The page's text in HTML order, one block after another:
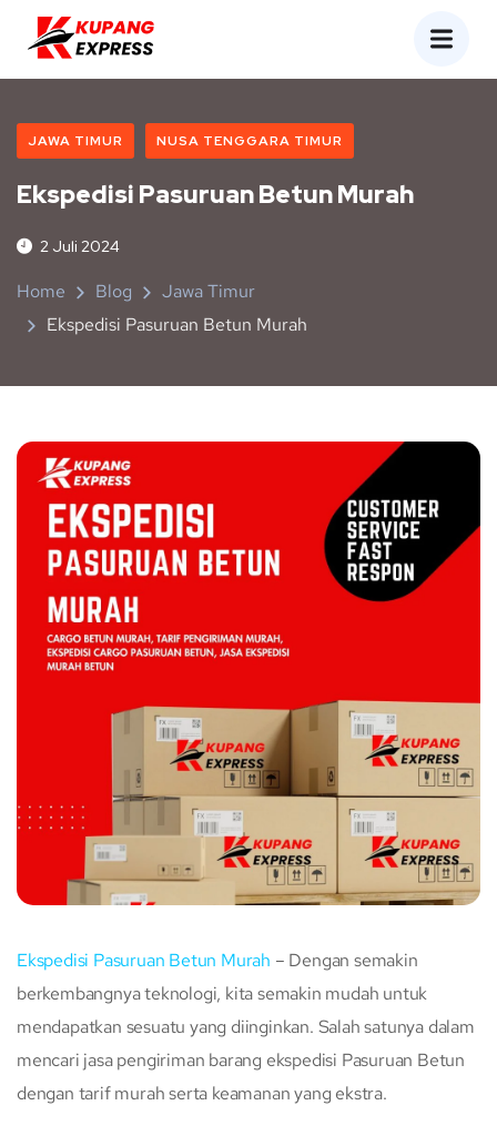
JAWA TIMUR NUSA TENGGARA TIMUR
Ekspedisi Pasuruan Betun Murah
2 Juli 2024
Home Blog
Jawa Timur
Ekspedisi Pasuruan Betun Murah
Ekspedisi Pasuruan Betun Murah – Dengan semakin
berkembangnya teknologi, kita semakin mudah untuk
mendapatkan sesuatu yang diinginkan. Salah satunya dalam
mencari jasa pengiriman barang ekspedisi Pasuruan Betun
dengan tarif murah serta keamanan yang ekstra.